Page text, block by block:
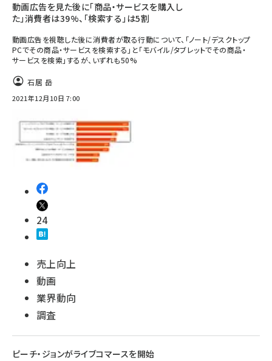
動画広告を見た後に「商品・サービスを購入し
た」消費者は39%、「検索する」は5割
動画広告を視聴した後に消費者が取る行動について、「ノート/デスクトップ
PCでその商品・サービスを検索する」と「モバイル/タブレットでその商品・
サービスを検索」するが、いずれも50%
石居 岳
2021年12月10日 7:00
24
売上向上
動画
業界動向
調査
ピーチ・ジョンがライブコマースを開始